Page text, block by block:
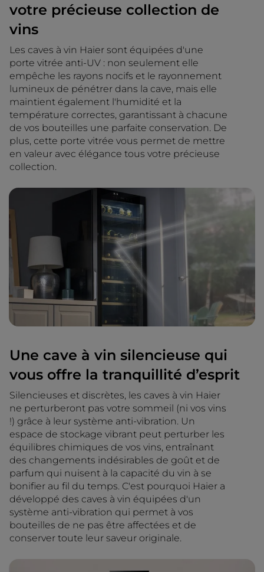
votre précieuse collection de
vins
Les caves à vin Haier sont équipées d'une
porte vitrée anti-UV : non seulement elle
empêche les rayons nocifs et le rayonnement
lumineux de pénétrer dans la cave, mais elle
maintient également l'humidité et la
température correctes, garantissant à chacune
de vos bouteilles une parfaite conservation. De
plus, cette porte vitrée vous permet de mettre
en valeur avec élégance tous votre précieuse
collection.
Une cave à vin silencieuse qui
vous offre la tranquillité d’esprit
Silencieuses et discrètes, les caves à vin Haier
ne perturberont pas votre sommeil (ni vos vins
!) grâce à leur système anti-vibration. Un
espace de stockage vibrant peut perturber les
équilibres chimiques de vos vins, entraînant
des changements indésirables de goût et de
parfum qui nuisent à la capacité du vin à se
bonifier au fil du temps. C'est pourquoi Haier a
développé des caves à vin équipées d'un
système anti-vibration qui permet à vos
bouteilles de ne pas être affectées et de
conserver toute leur saveur originale.